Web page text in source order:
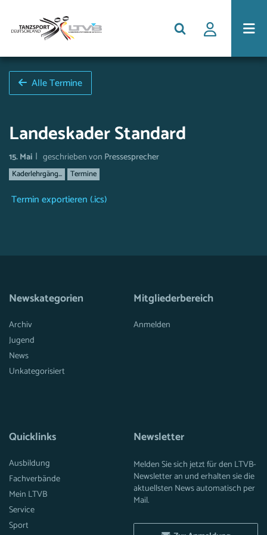
Alle Termine
Landeskader Standard
15. Mai | geschrieben von Pressesprecher
Kaderlehrgäng... Termine
Termin exportieren (.ics)
Newskategorien
Archiv
Jugend
News
Unkategorisiert
Mitgliederbereich
Anmelden
Quicklinks
Ausbildung
Fachverbände
Mein LTVB
Service
Sport
Newsletter
Melden Sie sich jetzt für den LTVB-
Newsletter an und erhalten sie die
aktuellsten News automatisch per
Mail.